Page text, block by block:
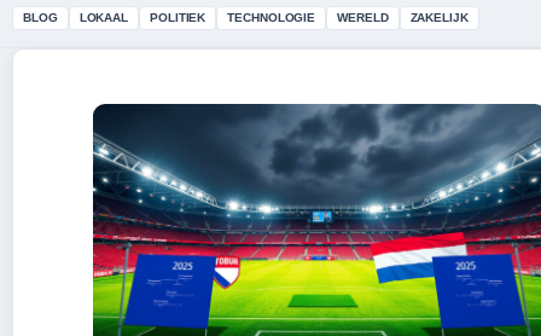
BLOG LOKAAL POLITIEK TECHNOLOGIE WERELD ZAKELIJK